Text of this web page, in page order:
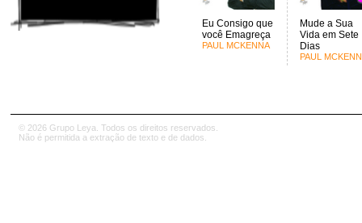
Eu Consigo que
você Emagreça
PAUL MCKENNA
Mude a Sua
Vida em Sete
Dias
PAUL
© 2026 Grupo Leya. Todos os direitos reservados.
Não é permitida a extração de texto e de dados.